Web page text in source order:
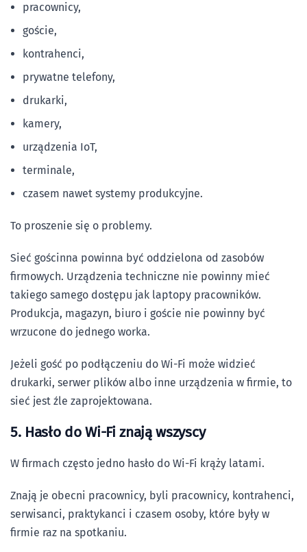
pracownicy,
goście,
kontrahenci,
prywatne telefony,
drukarki,
kamery,
urządzenia IoT,
terminale,
czasem nawet systemy produkcyjne.
To proszenie się o problemy.
Sieć gościnna powinna być oddzielona od zasobów
firmowych. Urządzenia techniczne nie powinny mieć
takiego samego dostępu jak laptopy pracowników.
Produkcja, magazyn, biuro i goście nie powinny być
wrzucone do jednego worka.
Jeżeli gość po podłączeniu do Wi-Fi może widzieć
drukarki, serwer plików albo inne urządzenia w firmie, to
sieć jest źle zaprojektowana.
5. Hasło do Wi-Fi znają wszyscy
W firmach często jedno hasło do Wi-Fi krąży latami.
Znają je obecni pracownicy, byli pracownicy, kontrahenci,
serwisanci, praktykanci i czasem osoby, które były w
firmie raz na spotkaniu.